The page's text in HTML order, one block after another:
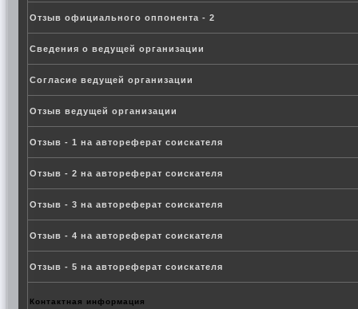
Отзыв официального оппонента - 2
Сведения о ведущей организации
Согласие ведущей организации
Отзыв ведущей организации
Отзыв - 1 на автореферат соискателя
Отзыв - 2 на автореферат соискателя
Отзыв - 3 на автореферат соискателя
Отзыв - 4 на автореферат соискателя
Отзыв - 5 на автореферат соискателя
Контактная информация